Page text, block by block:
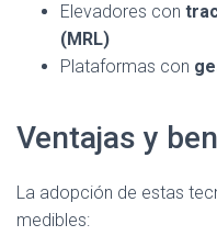
Elevadores con
(MRL)
Plataformas con
Ventajas y
La adopción de estas
medibles: